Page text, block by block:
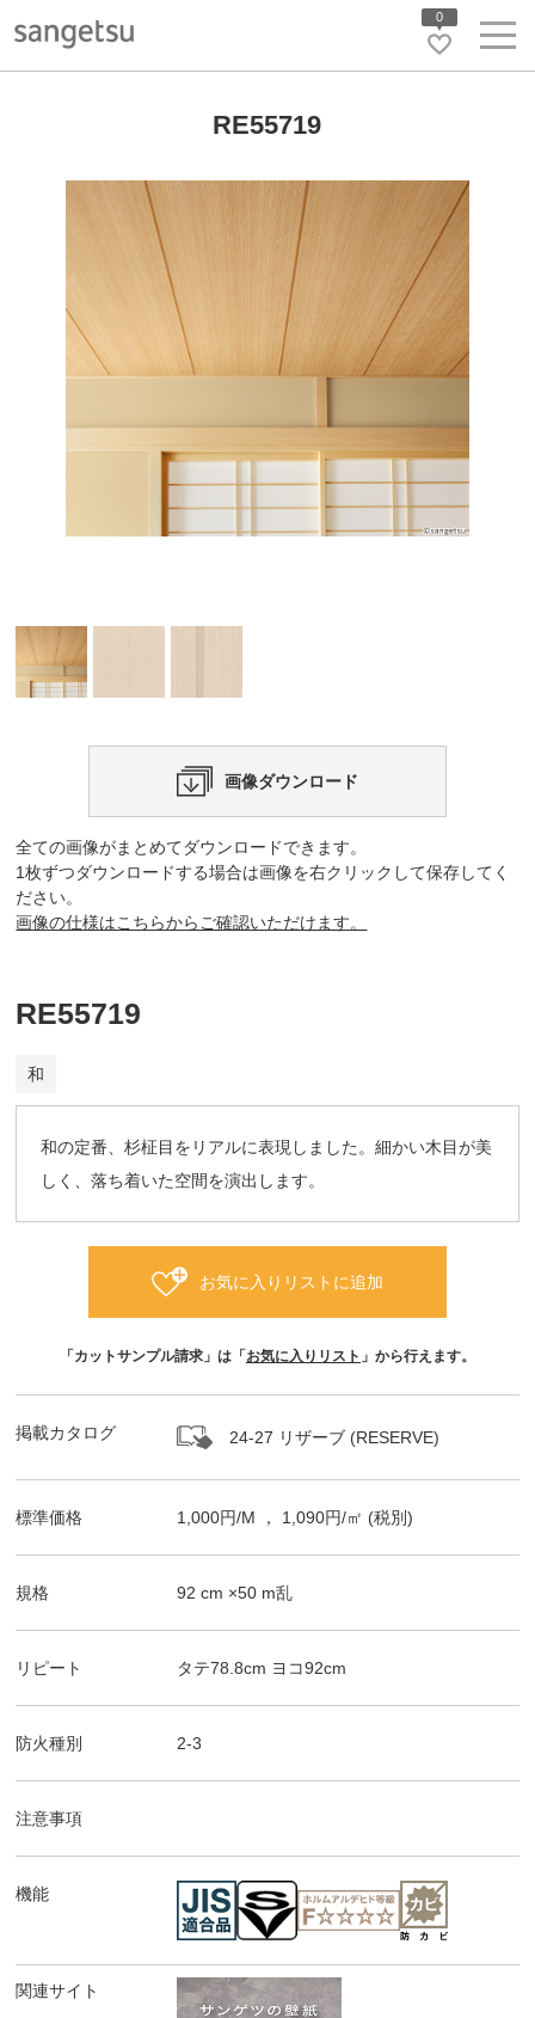
0
RE55719
画像ダウンロード
全ての画像がまとめてダウンロードできます。
1枚ずつダウンロードする場合は画像を右クリックして保存してく
ださい。
画像の仕様はこちらからご確認いただけます。
RE55719
和
和の定番、杉柾目をリアルに表現しました。細かい木目が美
しく、落ち着いた空間を演出します。
お気に入りリストに追加
「カットサンプル請求」は「 お気に入りリスト 」から行えます。
掲載カタログ 24-27 リザーブ (RESERVE)
標準価格 1,000円/M ， 1,090円/㎡ (税別)
規格 92 cm ×50 m乱
リピート タテ78.8cm ヨコ92cm
防火種別 2-3
注意事項
機能
関連サイト